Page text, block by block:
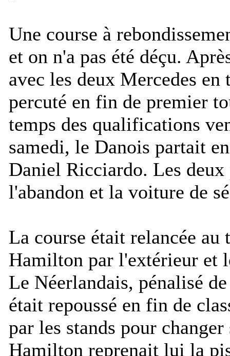
Une course à
et on n'a pas été déçu.
avec les deux Mercedes en
percuté en fin de premier
temps des qualifications
samedi, le Danois partait
Daniel Ricciardo. Les
l'abandon et la voiture de
La course était relancée au
Hamilton par l'extérieur et
Le Néerlandais, pénalisé
était repoussé en fin de
par les stands pour
Hamilton reprenait lui la